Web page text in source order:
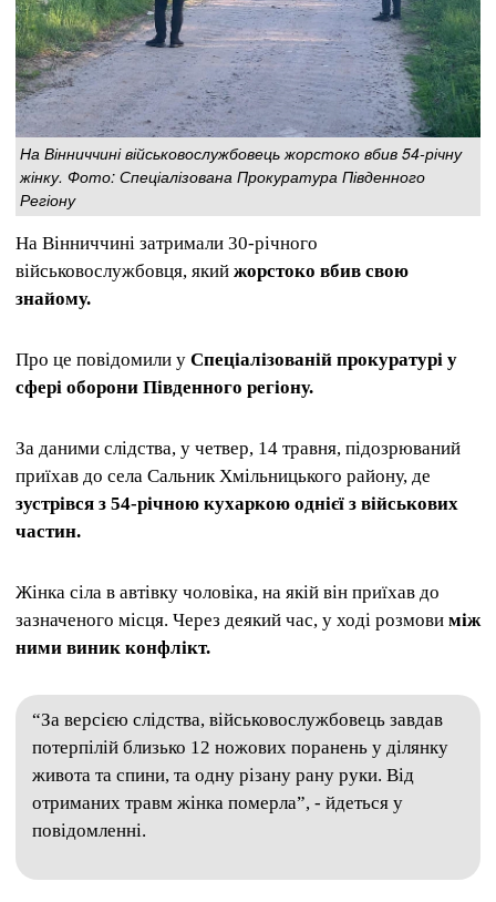
На Вінниччині військовослужбовець жорстоко вбив 54-річну
жінку. Фото: Спеціалізована Прокуратура Південного
Регіону
На Вінниччині затримали 30-річного
військовослужбовця, який жорстоко вбив свою
знайому.
Про це повідомили у Спеціалізованій прокуратурі у
сфері оборони Південного регіону.
За даними слідства, у четвер, 14 травня, підозрюваний
приїхав до села Сальник Хмільницького району, де
зустрівся з 54-річною кухаркою однієї з військових
частин.
Жінка сіла в автівку чоловіка, на якій він приїхав до
зазначеного місця. Через деякий час, у ході розмови між
ними виник конфлікт.
“За версією слідства, військовослужбовець завдав
потерпілій близько 12 ножових поранень у ділянку
живота та спини, та одну різану рану руки. Від
отриманих травм жінка померла”, - йдеться у
повідомленні.